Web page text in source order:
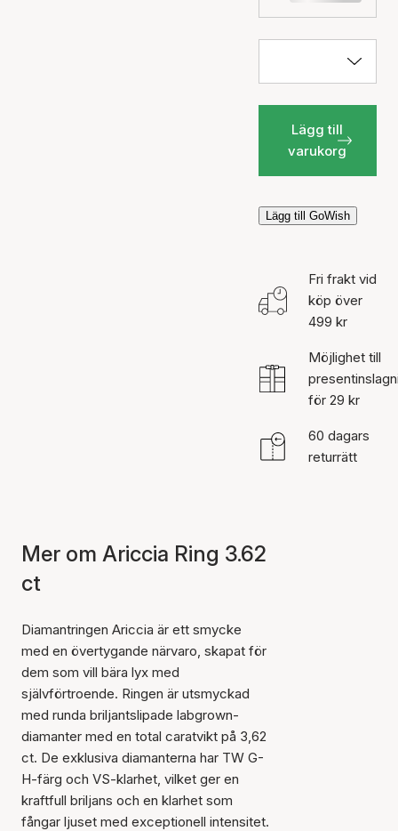
Lägg till
varukorg
Lägg till GoWish
Fri frakt vid
köp över
499 kr
Möjlighet till
för 29 kr
60 dagars
returrätt
Mer om Ariccia Ring 3.62
ct
Diamantringen Ariccia är ett smycke
med en övertygande närvaro, skapat för
dem som vill bära lyx med
självförtroende. Ringen är utsmyckad
med runda briljantslipade labgrown-
diamanter med en total caratvikt på 3,62
ct. De exklusiva diamanterna har TW G-
H-färg och VS-klarhet, vilket ger en
kraftfull briljans och en klarhet som
fångar ljuset med exceptionell intensitet.